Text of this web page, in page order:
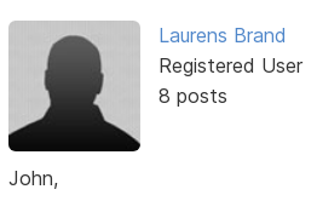
Laurens Brand
Registered User
8 posts
John,